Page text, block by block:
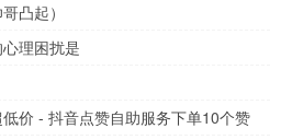
凸起）
理困扰是
价 - 抖音点赞自助服务下单10个赞